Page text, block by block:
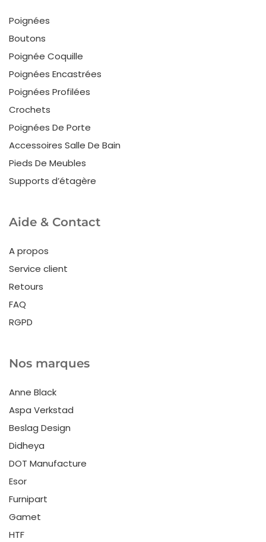
Poignées
Boutons
Poignée Coquille
Poignées Encastrées
Poignées Profilées
Crochets
Poignées De Porte
Accessoires Salle De Bain
Pieds De Meubles
Supports d’étagère
Aide & Contact
A propos
Service client
Retours
FAQ
RGPD
Nos marques
Anne Black
Aspa Verkstad
Beslag Design
Didheya
DOT Manufacture
Esor
Furnipart
Gamet
HTF